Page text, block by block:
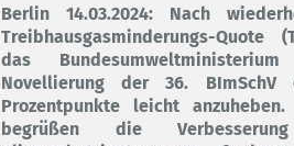
Berlin 14.03.2024: Nach
Treibhausgasminderungs-Quote
das
Novellierung der 36. BImSchV
Prozentpunkte leicht
begrüßen die